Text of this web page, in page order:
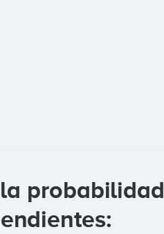
probabilidad